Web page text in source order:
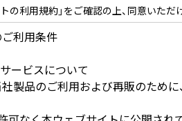
の利用規約」をご確認の上、同意いただ